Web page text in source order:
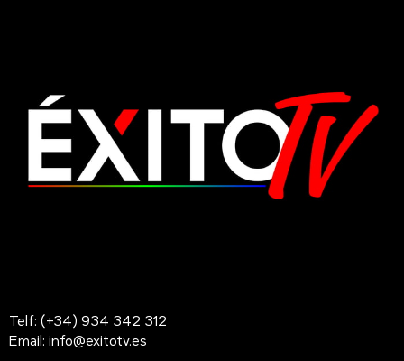
Telf: (+34) 934 342 312
Email: info@exitotv.es